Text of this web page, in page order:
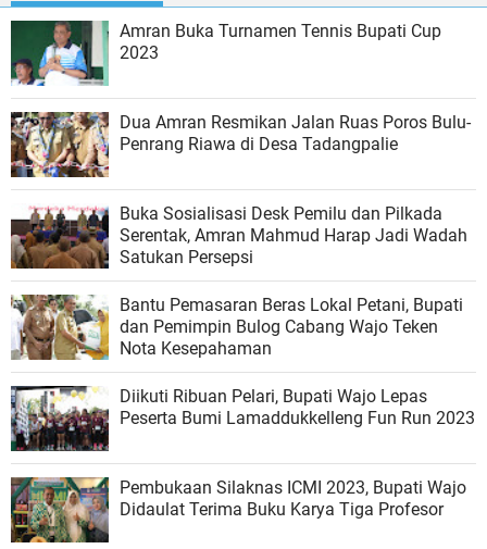
Amran Buka Turnamen Tennis Bupati Cup
2023
Dua Amran Resmikan Jalan Ruas Poros Bulu-
Penrang Riawa di Desa Tadangpalie
Buka Sosialisasi Desk Pemilu dan Pilkada
Serentak, Amran Mahmud Harap Jadi Wadah
Satukan Persepsi
Bantu Pemasaran Beras Lokal Petani, Bupati
dan Pemimpin Bulog Cabang Wajo Teken
Nota Kesepahaman
Diikuti Ribuan Pelari, Bupati Wajo Lepas
Peserta Bumi Lamaddukkelleng Fun Run 2023
Pembukaan Silaknas ICMI 2023, Bupati Wajo
Didaulat Terima Buku Karya Tiga Profesor